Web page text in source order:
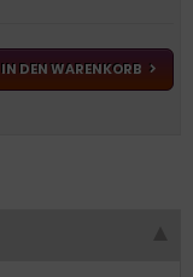
IN DEN WARENKORB